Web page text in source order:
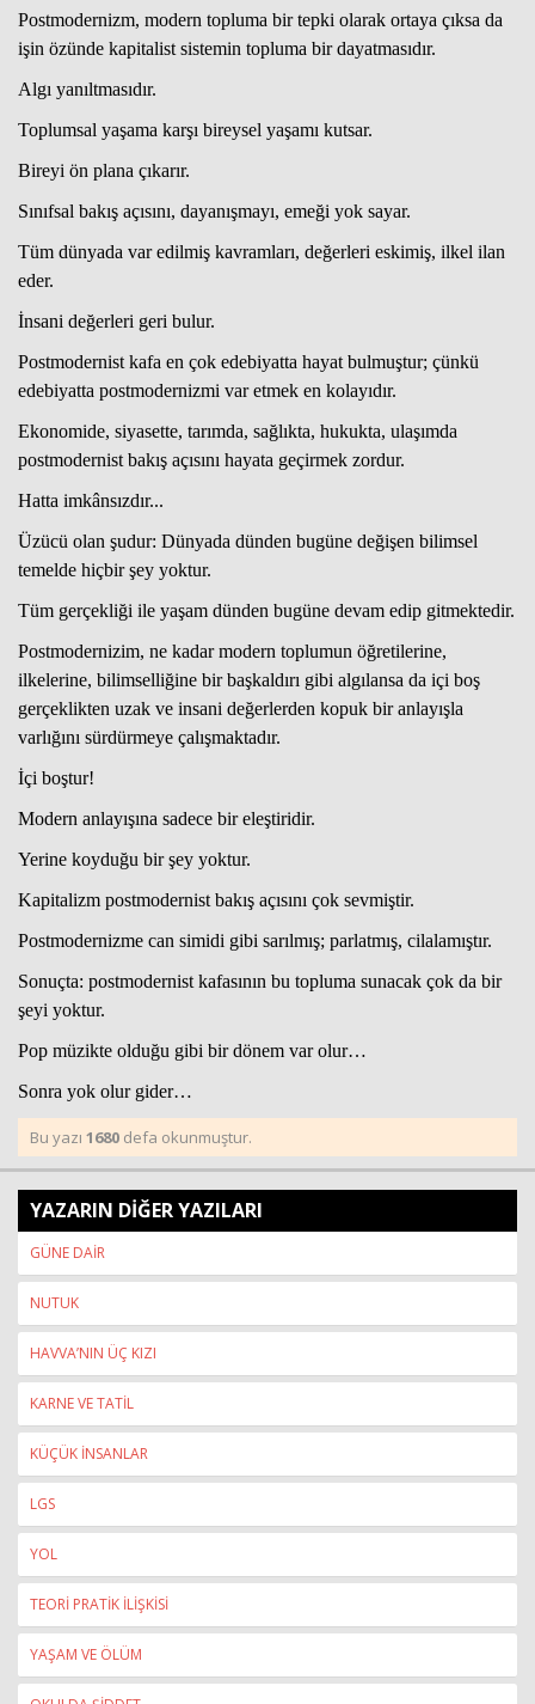
Postmodernizm, modern topluma bir tepki olarak ortaya çıksa da
işin özünde kapitalist sistemin topluma bir dayatmasıdır.
Algı yanıltmasıdır.
Toplumsal yaşama karşı bireysel yaşamı kutsar.
Bireyi ön plana çıkarır.
Sınıfsal bakış açısını, dayanışmayı, emeği yok sayar.
Tüm dünyada var edilmiş kavramları, değerleri eskimiş, ilkel ilan
eder.
İnsani değerleri geri bulur.
Postmodernist kafa en çok edebiyatta hayat bulmuştur; çünkü
edebiyatta postmodernizmi var etmek en kolayıdır.
Ekonomide, siyasette, tarımda, sağlıkta, hukukta, ulaşımda
postmodernist bakış açısını hayata geçirmek zordur.
Hatta imkânsızdır...
Üzücü olan şudur: Dünyada dünden bugüne değişen bilimsel
temelde hiçbir şey yoktur.
Tüm gerçekliği ile yaşam dünden bugüne devam edip gitmektedir.
Postmodernizim, ne kadar modern toplumun öğretilerine,
ilkelerine, bilimselliğine bir başkaldırı gibi algılansa da içi boş
gerçeklikten uzak ve insani değerlerden kopuk bir anlayışla
varlığını sürdürmeye çalışmaktadır.
İçi boştur!
Modern anlayışına sadece bir eleştiridir.
Yerine koyduğu bir şey yoktur.
Kapitalizm postmodernist bakış açısını çok sevmiştir.
Postmodernizme can simidi gibi sarılmış; parlatmış, cilalamıştır.
Sonuçta: postmodernist kafasının bu topluma sunacak çok da bir
şeyi yoktur.
Pop müzikte olduğu gibi bir dönem var olur…
Sonra yok olur gider…
Bu yazı 1680 defa okunmuştur.
YAZARIN DİĞER YAZILARI
GÜNE DAİR
NUTUK
HAVVA’NIN ÜÇ KIZI
KARNE VE TATİL
KÜÇÜK İNSANLAR
LGS
YOL
TEORİ PRATİK İLİŞKİSİ
YAŞAM VE ÖLÜM